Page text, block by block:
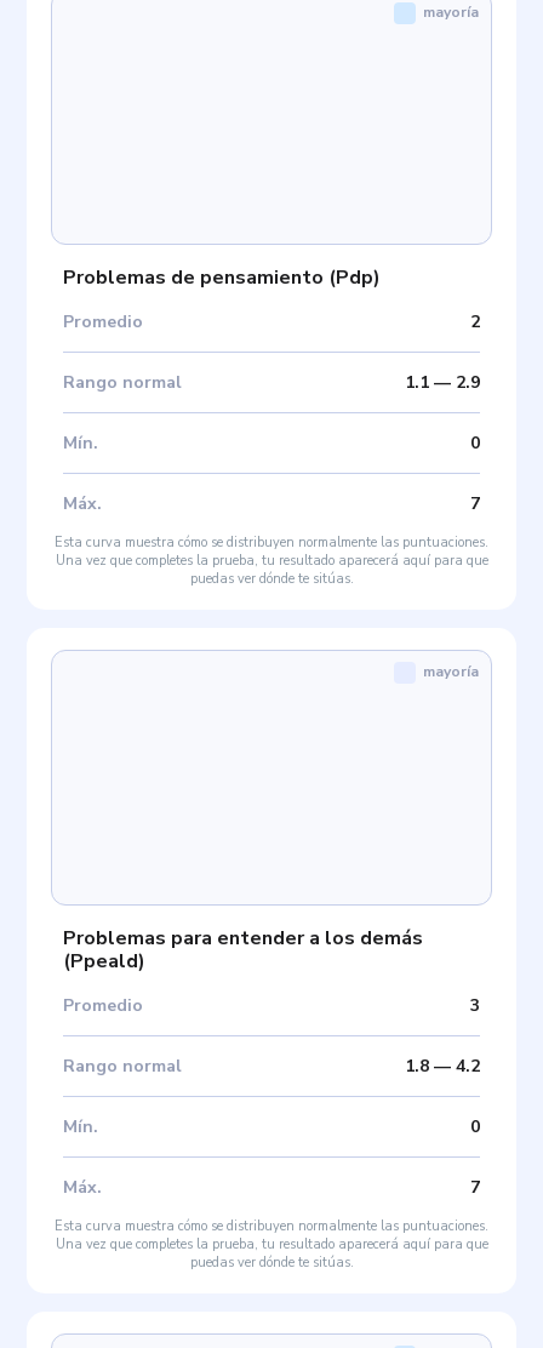
Problemas de pensamiento (Pdp)
Promedio 2
Rango normal 1.1— 2.9
Mín. 0
Máx. 7
mayoría
Esta curva muestra cómo se distribuyen normalmente las puntuaciones.
Una vez que completes la prueba, tu resultado aparecerá aquí para que
puedas ver dónde te sitúas.
Problemas para entender a los demás
(Ppeald)
Promedio 3
Rango normal 1.8— 4.2
Mín. 0
Máx. 7
mayoría
Esta curva muestra cómo se distribuyen normalmente las puntuaciones.
Una vez que completes la prueba, tu resultado aparecerá aquí para que
puedas ver dónde te sitúas.